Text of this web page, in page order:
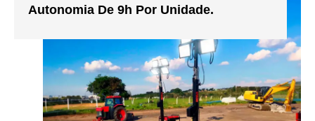
Autonomia De 9h Por Unidade.